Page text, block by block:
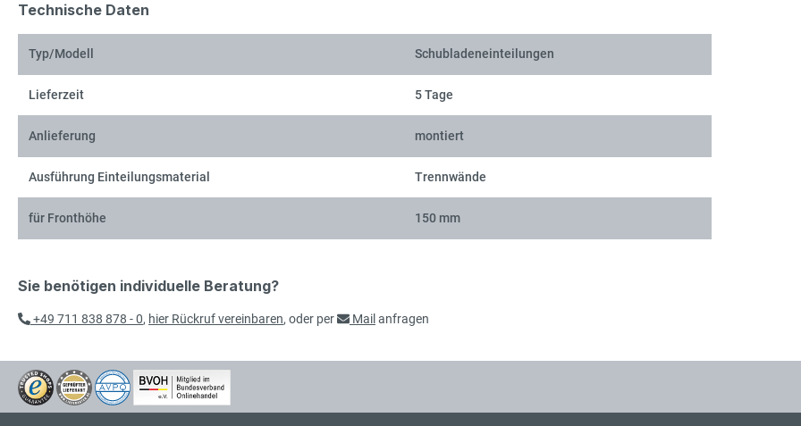
Technische Daten
Typ/Modell Schubladeneinteilungen
Lieferzeit 5 Tage
Anlieferung montiert
Ausführung Einteilungsmaterial Trennwände
für Fronthöhe 150 mm
Sie benötigen individuelle Beratung?
+49 711 838 878 - 0, hier Rückruf vereinbaren, oder per Mail anfragen